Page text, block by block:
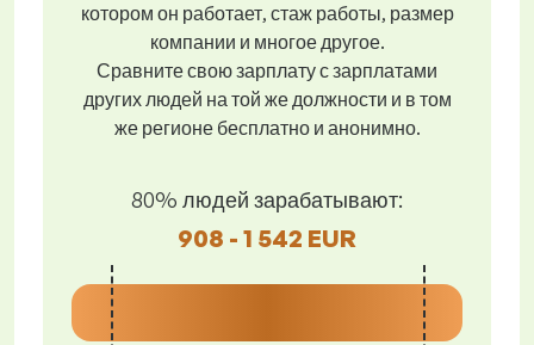
котором он работает, стаж работы, размер
компании и многое другое.
Сравните свою зарплату с зарплатами
других людей на той же должности и в том
же регионе бесплатно и анонимно.
80% людей зарабатывают:
908 - 1 542 EUR